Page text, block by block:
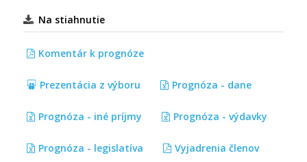
Na stiahnutie
Komentár k prognóze
Prezentácia z výboru Prognóza - dane
Prognóza - iné príjmy Prognóza - výdavky
Prognóza - legislatíva Vyjadrenia členov